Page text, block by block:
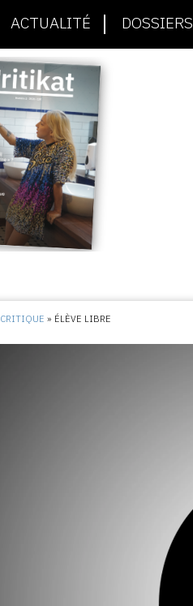
ACTUALITÉ DOSSIERS
CRITIQUE » ÉLÈVE LIBRE